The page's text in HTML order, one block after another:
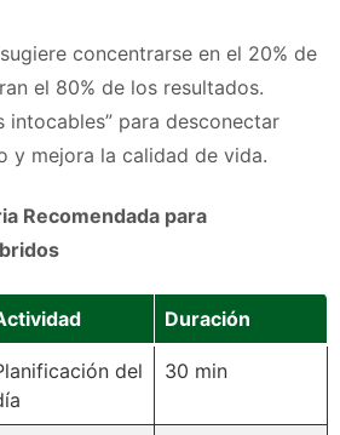
concentrarse en el 20% de
el 80% de los resultados.
intocables” para desconectar
y mejora la calidad de vida.
Recomendada para
Duración
del
30 min